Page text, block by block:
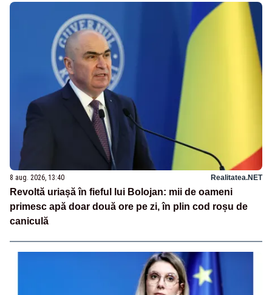
8 aug. 2026, 13:40 Realitatea.NET
Revoltă uriașă în fieful lui Bolojan: mii de oameni
primesc apă doar două ore pe zi, în plin cod roșu de
caniculă